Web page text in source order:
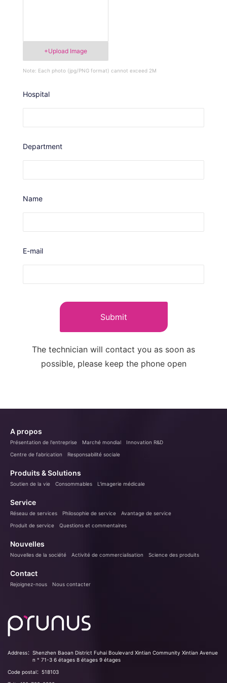
+Upload Image
Note: Each photo (jpg/PNG format) cannot exceed 2M
Hospital
Department
Name
E-mail
Submit
The technician will contact you as soon as
possible, please keep the phone open
A propos
Présentation de l'entreprise Marché mondial
Innovation R&D
Centre de fabrication
Responsabilité sociale
Produits & Solutions
Soutien de la vie Consommables L'imagerie médicale
Service
Réseau de services Philosophie de service
Avantage de service
Produit de service
Questions et commentaires
Nouvelles
Nouvelles de la société Activité de commercialisation Science des produits
Contact
Rejoignez-nous Nous contacter
Address： Shenzhen Baoan District Fuhai Boulevard Xintian Community Xintian Avenue
n ° 71-3 6 étages 8 étages 9 étages
Code postal： 518103